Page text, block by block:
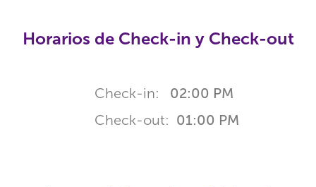
Horarios de Check-in y Check-out
Check-in: 02:00 PM
Check-out: 01:00 PM